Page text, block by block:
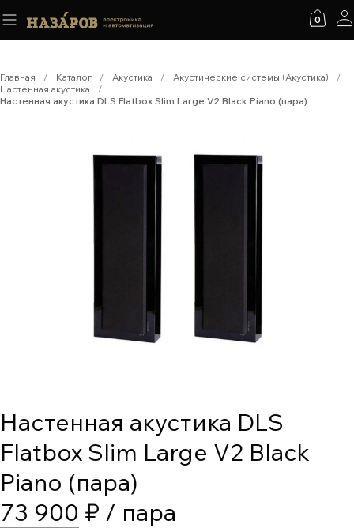
0
Главная / Каталог / Акустика / Акустические системы (Акустика)
/
Настенная акустика
/
Настенная акустика DLS Flatbox Slim Large V2 Black Piano (пара)
Настенная акустика DLS
Flatbox Slim Large V2 Black
Piano (пара)
73 900 ₽ / пара